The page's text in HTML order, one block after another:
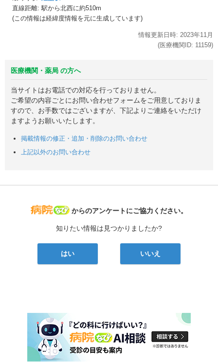
直線距離: 駅から北西に約510m
(この情報は経緯度情報を元に生成しています)
情報更新日時: 2023年11月
(医療機関ID: 11159)
医療機関・薬局 の方へ
当サイトはお電話での対応を行っておりません。
ご希望の内容ごとにお問い合わせフォームをご用意しておりま
すので、お手数ではございますが、下記よりご連絡をいただけ
ますようお願いいたします。
掲載情報の修正・追加・削除のお問い合わせ
上記以外のお問い合わせ
病院なび
からのアンケートにご協力ください。
知りたい情報は見つかりましたか?
はい いいえ